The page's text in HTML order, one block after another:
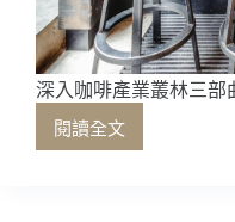
能
與
不
能
深入咖啡產業叢林三
閱讀全文
深